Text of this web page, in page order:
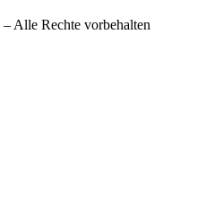
– Alle Rechte vorbehalten